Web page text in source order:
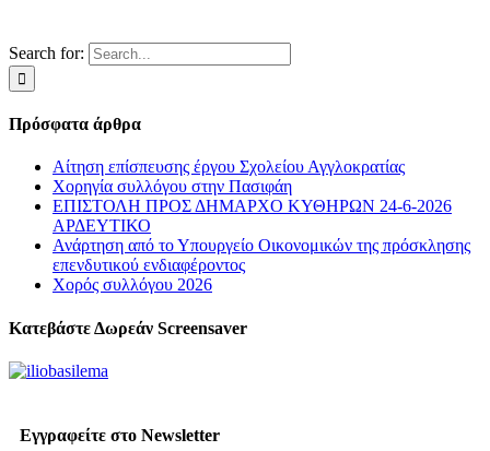
Search for:
Πρόσφατα άρθρα
Αίτηση επίσπευσης έργου Σχολείου Αγγλοκρατίας
Χορηγία συλλόγου στην Πασιφάη
ΕΠΙΣΤΟΛΗ ΠΡΟΣ ΔΗΜΑΡΧΟ ΚΥΘΗΡΩΝ 24-6-2026
ΑΡΔΕΥΤΙΚΟ
Ανάρτηση από το Υπουργείο Οικονομικών της πρόσκλησης
επενδυτικού ενδιαφέροντος
Χορός συλλόγου 2026
Κατεβάστε Δωρεάν Screensaver
Εγγραφείτε στο Newsletter